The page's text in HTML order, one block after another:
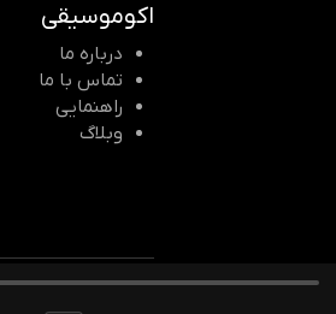
اکوموسیقی
درباره ما
تماس با ما
راهنمایی
وبلاگ
© 2026 Echomusic & Podcast